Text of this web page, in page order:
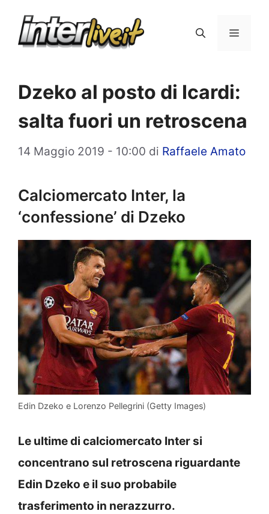
Menu
Dzeko al posto di Icardi:
salta fuori un retroscena
14 Maggio 2019 - 10:00 di Raffaele Amato
Calciomercato Inter, la
‘confessione’ di Dzeko
Edin Dzeko e Lorenzo Pellegrini (Getty Images)
Le ultime di calciomercato Inter si
concentrano sul retroscena riguardante
Edin Dzeko e il suo probabile
trasferimento in nerazzurro.